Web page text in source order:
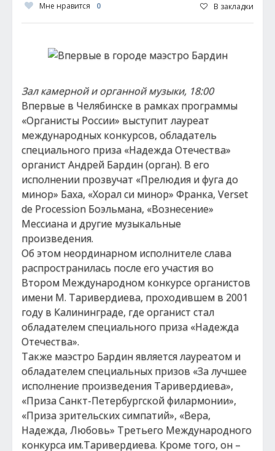
Мне нравится 0 В закладки
Зал камерной и органной музыки, 18:00
Впервые в Челябинске в рамках программы
«Органисты России» выступит лауреат
международных конкурсов, обладатель
специального приза «Надежда Отечества»
органист Андрей Бардин (орган). В его
исполнении прозвучат «Прелюдия и фуга до
минор» Баха, «Хорал си минор» Франка, Verset
de Procession Боэльмана, «Вознесение»
Мессиана и другие музыкальные
произведения.
Об этом неординарном исполнителе слава
распространилась после его участия во
Втором Международном конкурсе органистов
имени М. Таривердиева, проходившем в 2001
году в Калининграде, где органист стал
обладателем специального приза «Надежда
Отечества».
Также маэстро Бардин является лауреатом и
обладателем специальных призов «За лучшее
исполнение произведения Таривердиева»,
«Приза Санкт-Петербургской филармонии»,
«Приза зрительских симпатий», «Вера,
Надежда, Любовь» Третьего Международного
конкурса им.Таривердиева. Кроме того, он –